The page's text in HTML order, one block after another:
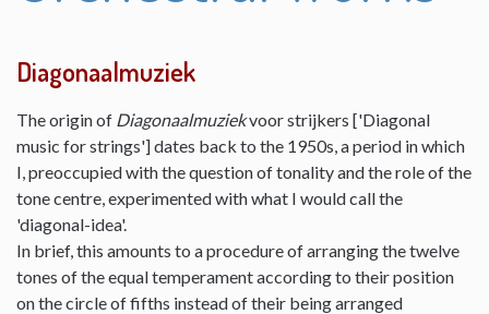
Diagonaalmuziek
The origin of Diagonaalmuziekvoor strijkers ['Diagonal
music for strings'] dates back to the 1950s, a period in which
I, preoccupied with the question of tonality and the role of the
tone centre, experimented with what I would call the
'diagonal-idea'.
In brief, this amounts to a procedure of arranging the twelve
tones of the equal temperament according to their position
on the circle of fifths instead of their being arranged